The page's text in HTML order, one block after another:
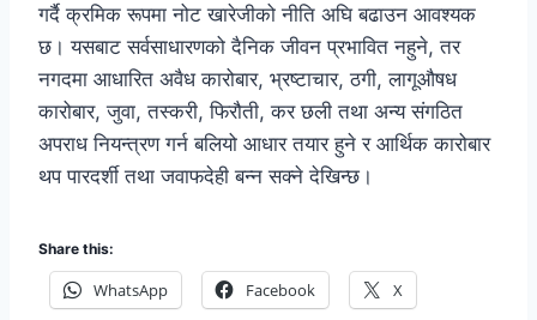
गर्दै क्रमिक रूपमा नोट खारेजीको नीति अघि बढाउन आवश्यक
छ। यसबाट सर्वसाधारणको दैनिक जीवन प्रभावित नहुने, तर
नगदमा आधारित अवैध कारोबार, भ्रष्टाचार, ठगी, लागूऔषध
कारोबार, जुवा, तस्करी, फिरौती, कर छली तथा अन्य संगठित
अपराध नियन्त्रण गर्न बलियो आधार तयार हुने र आर्थिक कारोबार
थप पारदर्शी तथा जवाफदेही बन्न सक्ने देखिन्छ।
Share this:
WhatsApp Facebook X